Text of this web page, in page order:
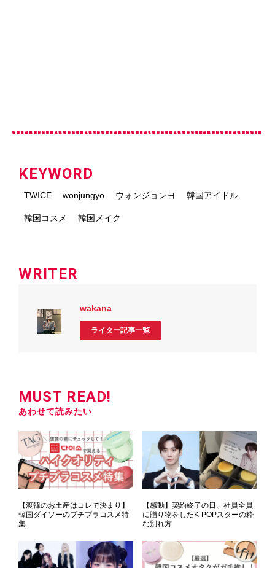
KEYWORD
TWICE wonjungyo ウォンジョンヨ 韓国アイドル
韓国コスメ 韓国メイク
WRITER
wakana
ライター記事一覧
MUST READ!
あわせて読みたい
【渡韓のお土産はコレで決まり】
韓国ダイソーのプチプラコスメ特
集
【感動】契約終了の日、社員全員
に贈り物をしたK-POPスターの粋
な別れ方